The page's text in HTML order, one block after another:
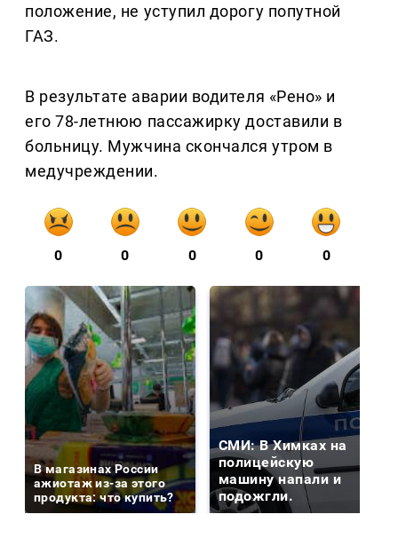
положение, не уступил дорогу попутной
ГАЗ.
В результате аварии водителя «Рено» и
его 78-летнюю пассажирку доставили в
больницу. Мужчина скончался утром в
медучреждении.
0 0 0 0 0
В магазинах России
ажиотаж из-за этого
продукта: что купить?
СМИ: В Химках на
полицейскую
машину напали и
подожгли.